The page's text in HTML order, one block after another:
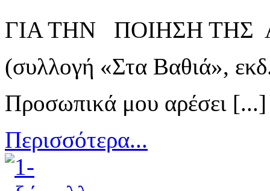
ΓΙΑ ΤΗΝ ΠΟΙΗΣΗ ΤΗΣ
(συλλογή «Στα Βαθιά»,
Προσωπικά μου αρέσει [...]
Περισσότερα...